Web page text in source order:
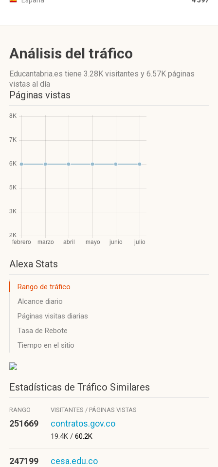
Análisis del tráfico
Educantabria.es tiene 3.28K visitantes y 6.57K páginas
vistas al día
Páginas vistas
Alexa Stats
Rango de tráfico
Alcance diario
Páginas visitas diarias
Tasa de Rebote
Tiempo en el sitio
Estadísticas de Tráfico Similares
RANGO VISITANTES / PÁGINAS VISTAS
251669 contratos.gov.co
19.4K / 60.2K
247199 cesa.edu.co